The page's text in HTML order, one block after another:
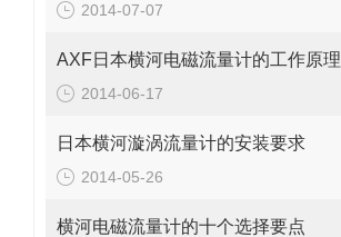
2014-07-07
AXF日本横河电磁流量计的工作原理
2014-06-17
日本横河漩涡流量计的安装要求
2014-05-26
横河电磁流量计的十个选择要点